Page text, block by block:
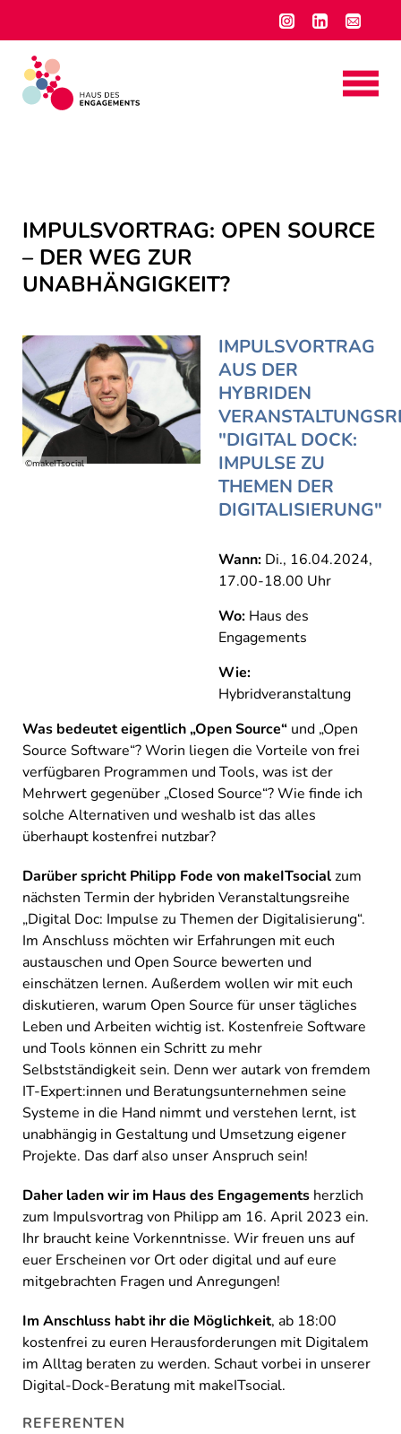
IMPULSVORTRAG: OPEN SOURCE
– DER WEG ZUR
UNABHÄNGIGKEIT?
©makeITsocial
IMPULSVORTRAG
AUS DER
HYBRIDEN
"DIGITAL DOCK:
IMPULSE ZU
THEMEN DER
DIGITALISIERUNG"
Wann: Di., 16.04.2024,
17.00-18.00 Uhr
Wo: Haus des
Engagements
Wie:
Hybridveranstaltung
Was bedeutet eigentlich „Open Source“ und „Open
Source Software“? Worin liegen die Vorteile von frei
verfügbaren Programmen und Tools, was ist der
Mehrwert gegenüber „Closed Source“?Wie finde ich
solche Alternativen und weshalb ist das alles
überhaupt kostenfrei nutzbar?
Darüber spricht Philipp Fode von makeITsocialzum
nächsten Termin der hybriden Veranstaltungsreihe
„Digital Doc: Impulse zu Themen der Digitalisierung“.
Im Anschluss möchten wir Erfahrungen mit euch
austauschen und Open Source bewerten und
einschätzen lernen. Außerdem wollen wir mit euch
diskutieren, warum Open Source für unser tägliches
Leben und Arbeiten wichtig ist. Kostenfreie Software
und Tools können ein Schritt zu mehr
Selbstständigkeit sein. Denn wer autark von fremdem
IT-Expert:innen und Beratungsunternehmen seine
Systeme in die Hand nimmt und verstehen lernt, ist
unabhängig in Gestaltung und Umsetzung eigener
Projekte. Das darf also unser Anspruch sein!
Daher laden wir im Haus des Engagements herzlich
zum Impulsvortrag von Philipp am 16. April 2023 ein.
Ihr braucht keine Vorkenntnisse. Wir freuen uns auf
euer Erscheinen vor Ort oder digital und auf eure
mitgebrachten Fragen und Anregungen!
Im Anschluss habt ihr die Möglichkeit, ab 18:00
kostenfrei zu euren Herausforderungen mit Digitalem
im Alltag beraten zu werden. Schaut vorbei in unserer
Digital-Dock-Beratung mit makeITsocial.
REFERENTEN